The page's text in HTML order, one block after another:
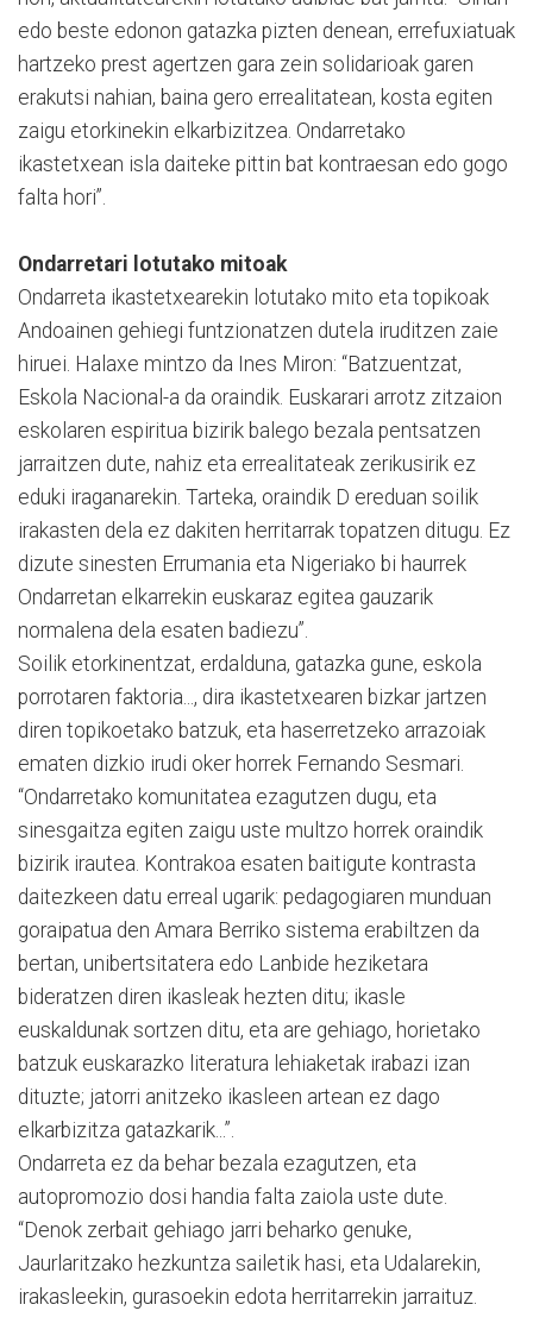
edo beste edonon gatazka pizten denean, errefuxiatuak
hartzeko prest agertzen gara zein solidarioak garen
erakutsi nahian, baina gero errealitatean, kosta egiten
zaigu etorkinekin elkarbizitzea. Ondarretako
ikastetxean isla daiteke pittin bat kontraesan edo gogo
falta hori”.
Ondarretari lotutako mitoak
Ondarreta ikastetxearekin lotutako mito eta topikoak
Andoainen gehiegi funtzionatzen dutela iruditzen zaie
hiruei. Halaxe mintzo da Ines Miron: “Batzuentzat,
Eskola Nacional-a da oraindik. Euskarari arrotz zitzaion
eskolaren espiritua bizirik balego bezala pentsatzen
jarraitzen dute, nahiz eta errealitateak zerikusirik ez
eduki iraganarekin. Tarteka, oraindik D ereduan soilik
irakasten dela ez dakiten herritarrak topatzen ditugu. Ez
dizute sinesten Errumania eta Nigeriako bi haurrek
Ondarretan elkarrekin euskaraz egitea gauzarik
normalena dela esaten badiezu”.
Soilik etorkinentzat, erdalduna, gatazka gune, eskola
porrotaren faktoria..., dira ikastetxearen bizkar jartzen
diren topikoetako batzuk, eta haserretzeko arrazoiak
ematen dizkio irudi oker horrek Fernando Sesmari.
“Ondarretako komunitatea ezagutzen dugu, eta
sinesgaitza egiten zaigu uste multzo horrek oraindik
bizirik irautea. Kontrakoa esaten baitigute kontrasta
daitezkeen datu erreal ugarik: pedagogiaren munduan
goraipatua den Amara Berriko sistema erabiltzen da
bertan, unibertsitatera edo Lanbide heziketara
bideratzen diren ikasleak hezten ditu; ikasle
euskaldunak sortzen ditu, eta are gehiago, horietako
batzuk euskarazko literatura lehiaketak irabazi izan
dituzte; jatorri anitzeko ikasleen artean ez dago
elkarbizitza gatazkarik...”.
Ondarreta ez da behar bezala ezagutzen, eta
autopromozio dosi handia falta zaiola uste dute.
“Denok zerbait gehiago jarri beharko genuke,
Jaurlaritzako hezkuntza sailetik hasi, eta Udalarekin,
irakasleekin, gurasoekin edota herritarrekin jarraituz.